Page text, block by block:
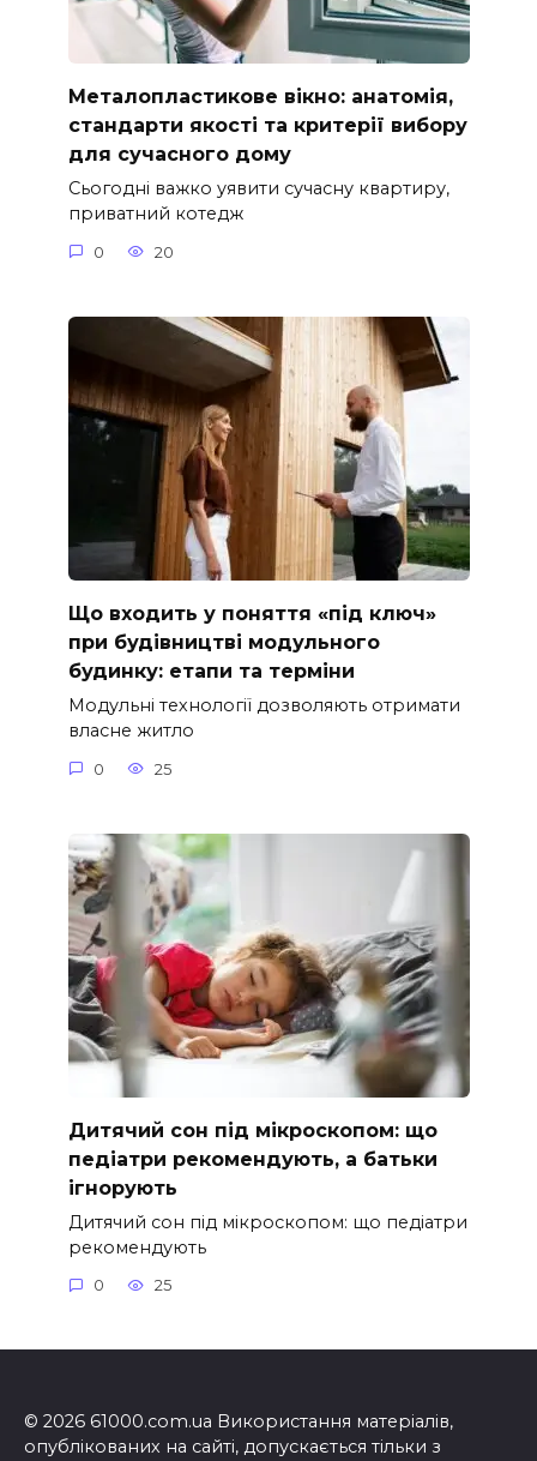
Металопластикове вікно: анатомія,
стандарти якості та критерії вибору
для сучасного дому
Сьогодні важко уявити сучасну квартиру,
приватний котедж
0 20
Що входить у поняття «під ключ»
при будівництві модульного
будинку: етапи та терміни
Модульні технології дозволяють отримати
власне житло
0 25
Дитячий сон під мікроскопом: що
педіатри рекомендують, а батьки
ігнорують
Дитячий сон під мікроскопом: що педіатри
рекомендують
0 25
© 2026 61000.com.ua Використання матеріалів,
опублікованих на сайті, допускається тільки з